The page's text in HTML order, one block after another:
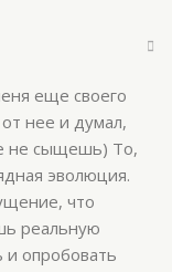
еще своего
нее и думал,
не сыщешь) То,
эволюция.
что
реальную
и опробовать